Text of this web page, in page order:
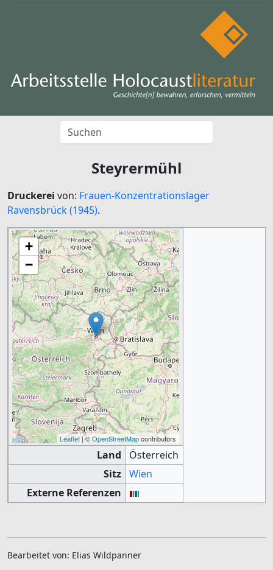
Steyrermühl
Druckerei von: Frauen-Konzentrationslager
Ravensbrück (1945).
+
−
Leaflet| ©OpenStreetMapcontributors
Land
Österreich
Sitz
Wien
Externe Referenzen
Bearbeitet von: Elias Wildpanner